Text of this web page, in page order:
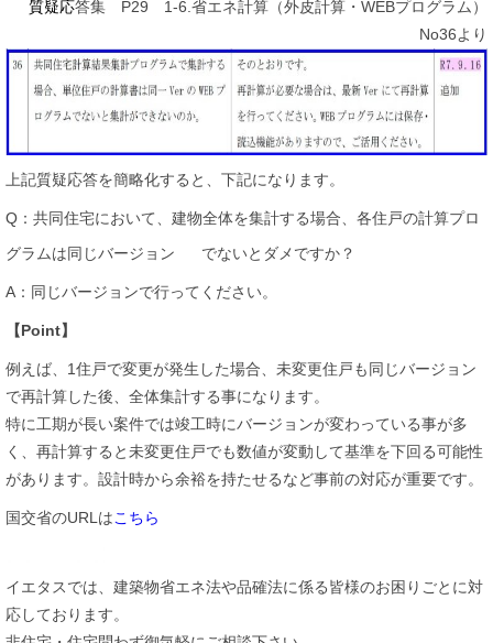
質疑応答集 P29 1-6.省エネ計算（外皮計算・WEBプログラム）
No36より
上記質疑応答を簡略化すると、下記になります。
Q：共同住宅において、建物全体を集計する場合、各住戸の計算プロ
グラムは同じバージョン
でないとダメですか？
A：同じバージョンで行ってください。
【Point】
例えば、1住戸で変更が発生した場合、未変更住戸も同じバージョン
で再計算した後、全体集計する事になります。
特に工期が長い案件では竣工時にバージョンが変わっている事が多
く、再計算すると未変更住戸でも数値が変動して基準を下回る可能性
があります。設計時から余裕を持たせるなど事前の対応が重要です。
国交省のURLはこちら
イエタスでは、建築物省エネ法や品確法に係る皆様のお困りごとに対
応しております。